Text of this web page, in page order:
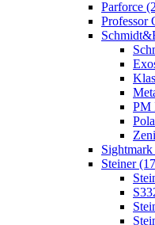
Parforce
Professor
PM
Steiner